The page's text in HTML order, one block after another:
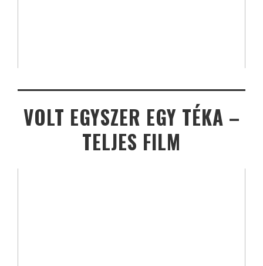
VOLT EGYSZER EGY TÉKA –
TELJES FILM